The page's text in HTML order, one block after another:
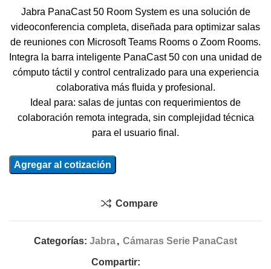
Jabra PanaCast 50 Room System es una solución de
videoconferencia completa, diseñada para optimizar salas
de reuniones con Microsoft Teams Rooms o Zoom Rooms.
Integra la barra inteligente PanaCast 50 con una unidad de
cómputo táctil y control centralizado para una experiencia
colaborativa más fluida y profesional.
Ideal para: salas de juntas con requerimientos de
colaboración remota integrada, sin complejidad técnica
para el usuario final.
Agregar al cotización
Compare
Categorías: Jabra, Cámaras Serie PanaCast
Compartir: